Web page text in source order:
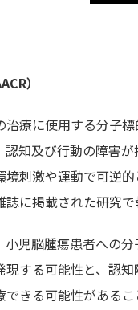
）
治療に使用する分子
認知及び行動の障害
刺激や運動で可逆的
に掲載された研究で
小児脳腫瘍患者への
現する可能性と、認
できる可能性がある